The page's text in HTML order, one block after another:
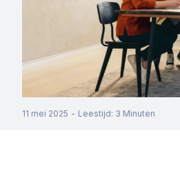
11 mei 2025 - Leestijd: 3 Minuten